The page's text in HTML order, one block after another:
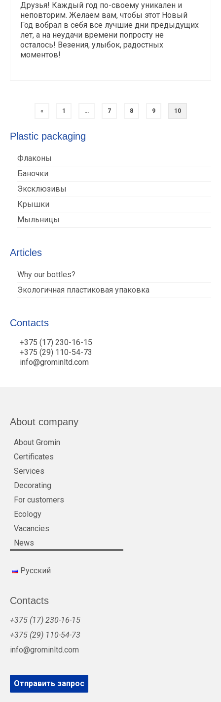
Друзья! Каждый год по-своему уникален и
неповторим. Желаем вам, чтобы этот Новый
Год вобрал в себя все лучшие дни предыдущих
лет, а на неудачи времени попросту не
осталось! Везения, улыбок, радостных
моментов!
Posts
pagination
« 1 … 7 8 9 10
Plastic packaging
Флаконы
Баночки
Эксклюзивы
Крышки
Мыльницы
Articles
Why our bottles?
Экологичная пластиковая упаковка
Contacts
+375 (17) 230-16-15
+375 (29) 110-54-73
info@grominltd.com
About company
About Gromin
Certificates
Services
Decorating
For customers
Ecology
Vacancies
News
Русский
Contacts
+375 (17) 230-16-15
+375 (29) 110-54-73
info@grominltd.com
Отправить запрос